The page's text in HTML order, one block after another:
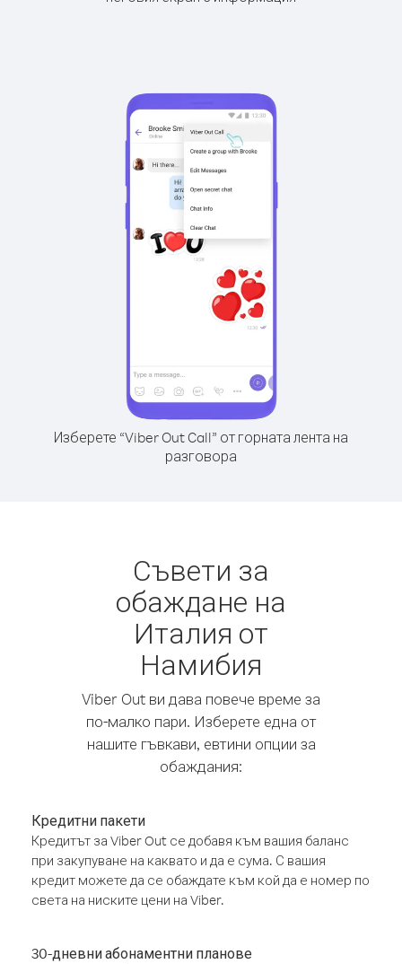
Изберете “Viber Out Call” от горната лента на
разговора
Съвети за
обаждане на
Италия от
Намибия
Viber Out ви дава повече време за
по-малко пари. Изберете една от
нашите гъвкави, евтини опции за
обаждания:
Кредитни пакети
Кредитът за Viber Out се добавя към вашия баланс
при закупуване на каквато и да е сума. С вашия
кредит можете да се обаждате към кой да е номер по
света на ниските цени на Viber.
30-дневни абонаментни планове